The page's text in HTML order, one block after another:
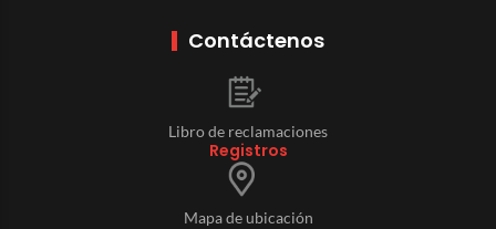
Contáctenos
Libro de reclamaciones
Registros
Mapa de ubicación